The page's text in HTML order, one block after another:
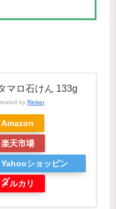
マロ石けん 133g
by Rinker
Amazon
楽天市場
Yahooショッピン
グ
メルカリ